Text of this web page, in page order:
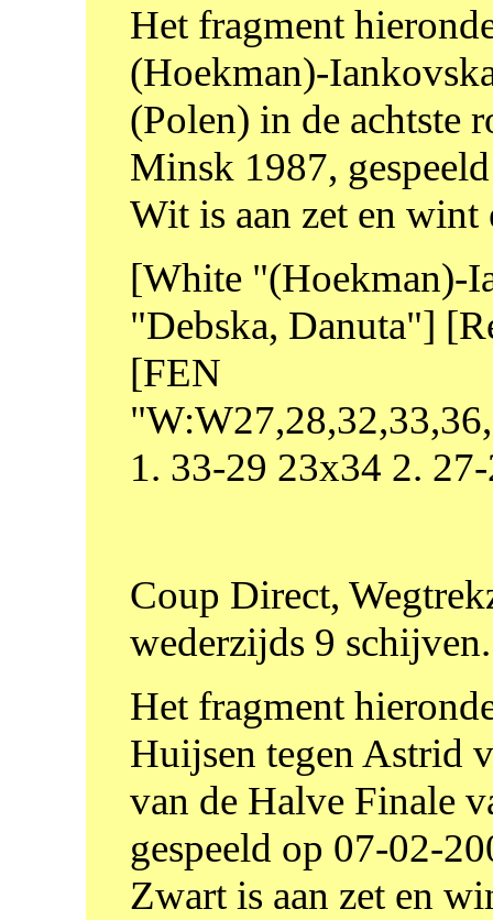
Het fragment
(Hoekman)-
(Polen) in de achtste
Minsk 1987,
Wit is aan zet en wint
[White "(Hoekman)-
"Debska, Danuta"]
[FEN
1. 33-29 23x34 2.
Coup Direct,
wederzijds 9 schijven.
Het fragment
Huijsen tegen Astrid
van de Halve Finale
gespeeld op 07-02-
Zwart is aan zet en